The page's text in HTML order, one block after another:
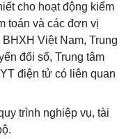
cho hoạt động kiểm
toán và các đơn vị
Việt Nam, Trung
đổi số, Trung tâm
điện tử có liên quan
trình nghiệp vụ, tài